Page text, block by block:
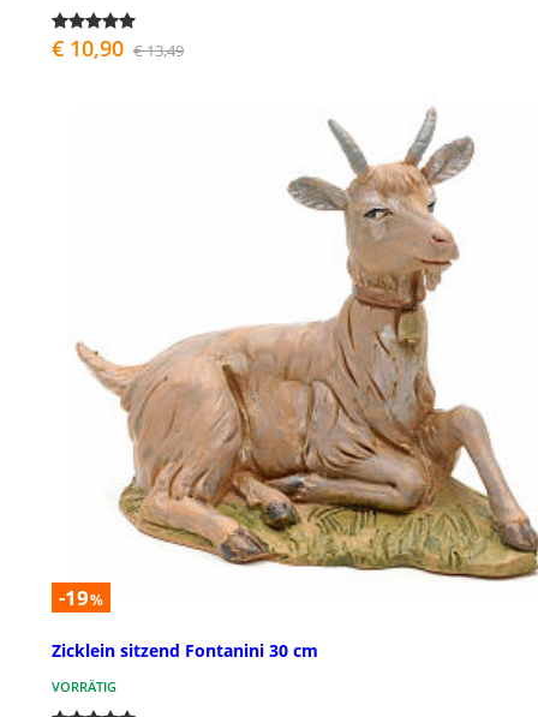
€ 10,90 € 13,49
-19%
Zicklein sitzend Fontanini 30 cm
VORRÄTIG